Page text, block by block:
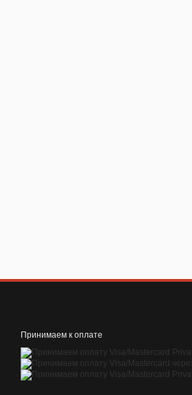
Принимаем к оплате